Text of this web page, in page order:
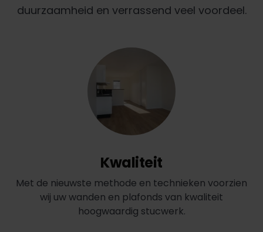
duurzaamheid en verrassend veel voordeel.
Kwaliteit
Met de nieuwste methode en technieken voorzien
wij uw wanden en plafonds van kwaliteit
hoogwaardig stucwerk.